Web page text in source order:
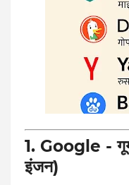
1. Google -
इंजन)